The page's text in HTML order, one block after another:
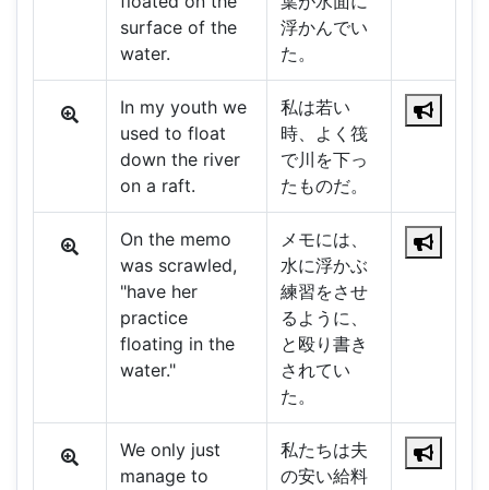
surface of the
water.
浮かんでい
た。
In my youth we
used to float
down the river
on a raft.
私は若い
時、よく筏
で川を下っ
たものだ。
On the memo
was scrawled,
"have her
practice
floating in the
water."
メモには、
水に浮かぶ
練習をさせ
るように、
と殴り書き
されてい
た。
We only just
manage to
私たちは夫
の安い給料